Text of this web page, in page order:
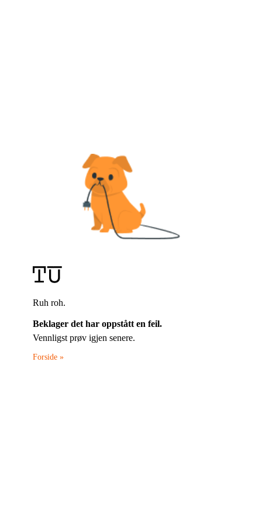
Ruh roh.
Beklager det har oppstått en feil.
Vennligst prøv igjen senere.
Forside »